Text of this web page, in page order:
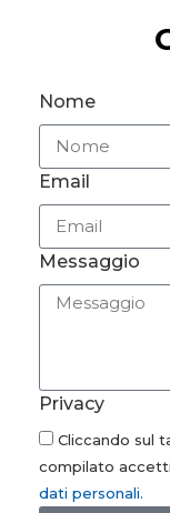
Nome
Email
Messaggio
Privacy
Cliccando sul
compilato accetti
dati personali.